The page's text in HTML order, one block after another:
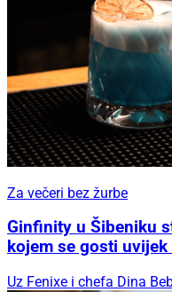
Za večeri bez žurbe
Ginfinity u Šibeniku
kojem se gosti uvijek
Uz Fenixe i chefa Dina